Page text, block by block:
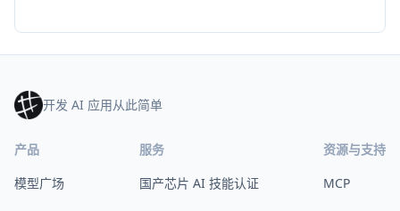
开发 AI 应用从此简单
产品
模型广场
服务
国产芯片 AI 技能认证
资源与支持
MCP